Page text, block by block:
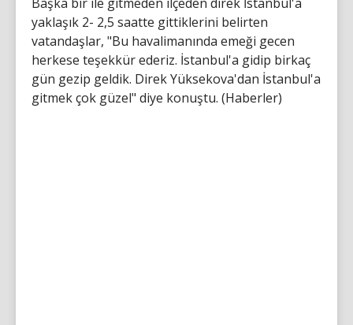
yaklaşık 2- 2,5 saatte gittiklerini belirten
vatandaşlar, "Bu havalimanında emeği gecen
herkese teşekkür ederiz. İstanbul'a gidip birkaç
gün gezip geldik. Direk Yüksekova'dan İstanbul'a
gitmek çok güzel" diye konuştu. (Haberler)